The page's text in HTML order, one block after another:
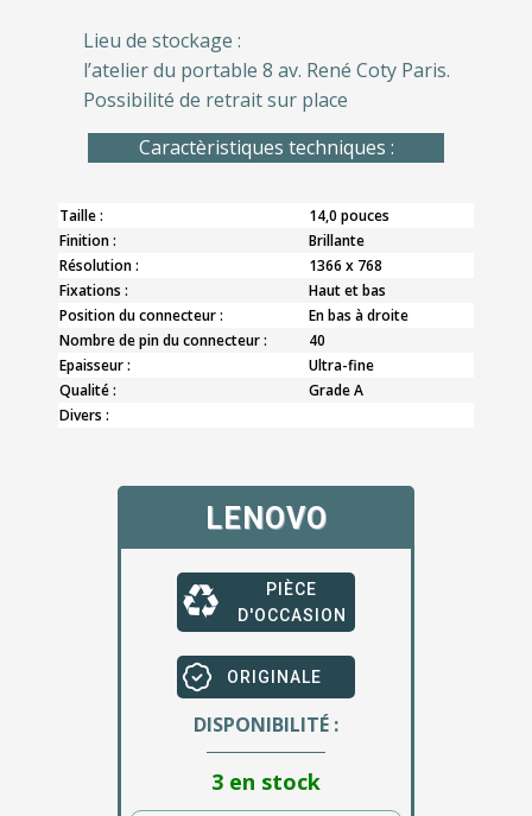
Lieu de stockage :
l’atelier du portable 8 av. René Coty Paris.
Possibilité de retrait sur place
Caractèristiques techniques :
Taille :
14,0 pouces
Finition :
Brillante
Résolution :
1366 x 768
Fixations :
Haut et bas
Position du connecteur :
En bas à droite
Nombre de pin du connecteur :
40
Epaisseur :
Ultra-fine
Qualité :
Grade A
Divers :
LENOVO
PIÈCE
D'OCCASION
ORIGINALE
DISPONIBILITÉ :
3 en stock